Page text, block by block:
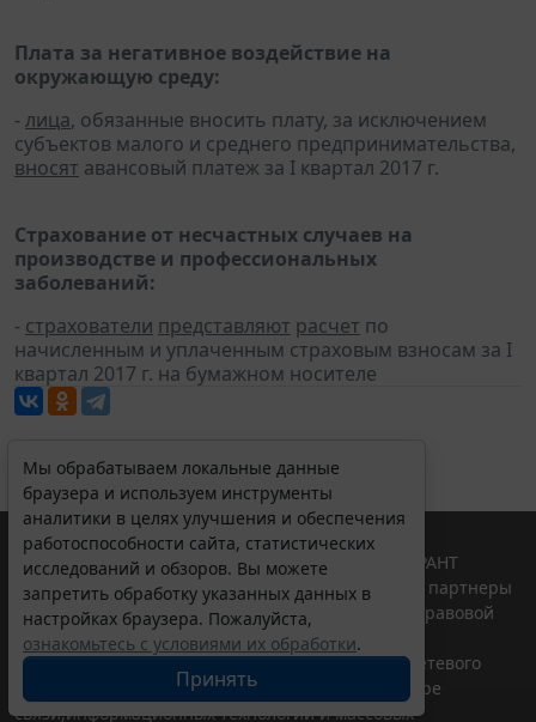
Плата за негативное воздействие на
окружающую среду:
- лица, обязанные вносить плату, за исключением
субъектов малого и среднего предпринимательства,
вносят авансовый платеж за I квартал 2017 г.
Страхование от несчастных случаев на
производстве и профессиональных
заболеваний:
- страхователи представляют расчет по
начисленным и уплаченным страховым взносам за I
квартал 2017 г. на бумажном носителе
Мы обрабатываем локальные данные
браузера и используем инструменты
аналитики в целях улучшения и обеспечения
работоспособности сайта, статистических
исследований и обзоров. Вы можете
запретить обработку указанных данных в
настройках браузера. Пожалуйста,
ознакомьтесь с условиями их обработки.
Принять
© ООО "НПП "ГАРАНТ-СЕРВИС", 2026. Система ГАРАНТ
выпускается с 1990 года. Компания "Гарант" и ее партнеры
являются участниками Российской ассоциации правовой
информации ГАРАНТ.
Портал ГАРАНТ.РУ зарегистрирован в качестве сетевого
издания Федеральной службой по надзору в сфере
связи,информационных технологий и массовых